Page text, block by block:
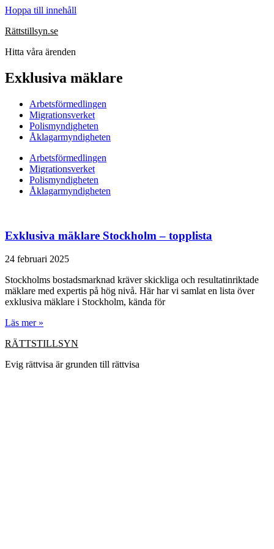
Hoppa till innehåll
Rättstillsyn.se
Hitta våra ärenden
Exklusiva mäklare
Arbetsförmedlingen
Migrationsverket
Polismyndigheten
Åklagarmyndigheten
Arbetsförmedlingen
Migrationsverket
Polismyndigheten
Åklagarmyndigheten
Exklusiva mäklare Stockholm – topplista
24 februari 2025
Stockholms bostadsmarknad kräver skickliga och resultatinriktade
mäklare med expertis på hög nivå. Här har vi samlat en lista över
exklusiva mäklare i Stockholm, kända för
Läs mer »
RÄTTSTILLSYN
Evig rättvisa är grunden till rättvisa